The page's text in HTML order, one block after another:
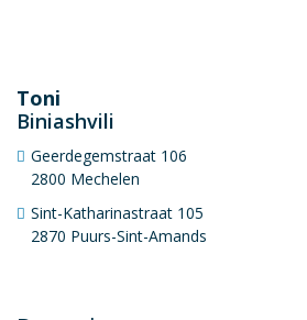
Toni
Biniashvili
Geerdegemstraat 106
2800 Mechelen
Sint-Katharinastraat 105
2870 Puurs-Sint-Amands